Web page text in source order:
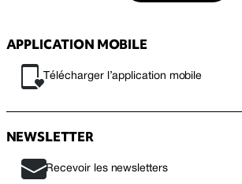
APPLICATION MOBILE
Télécharger l’application mobile
NEWSLETTER
Recevoir les newsletters